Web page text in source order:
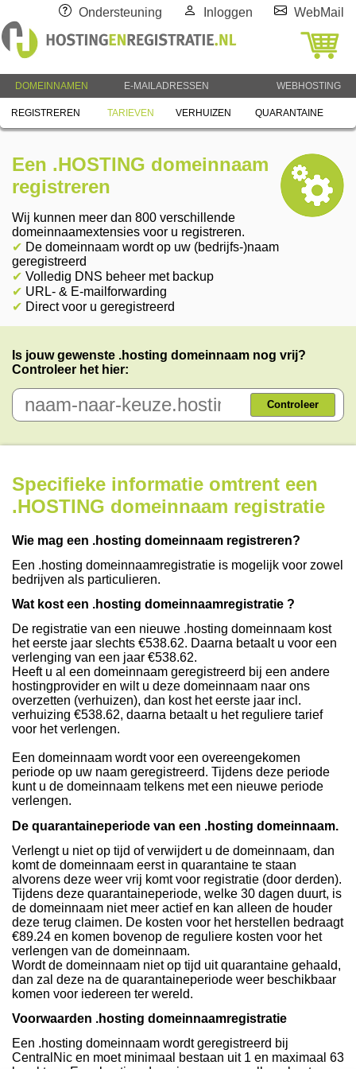
Ondersteuning Inloggen WebMail
DOMEINNAMEN E-MAILADRESSEN WEBHOSTING
REGISTREREN TARIEVEN VERHUIZEN QUARANTAINE
Een .HOSTING domeinnaam
registreren
Wij kunnen meer dan 800 verschillende
domeinnaamextensies voor u registreren.
✔ De domeinnaam wordt op uw (bedrijfs-)naam
geregistreerd
✔ Volledig DNS beheer met backup
✔ URL- & E-mailforwarding
✔ Direct voor u geregistreerd
Is jouw gewenste .hosting domeinnaam nog vrij?
Controleer het hier:
Controleer
Specifieke informatie omtrent een
.HOSTING domeinnaam registratie
Wie mag een .hosting domeinnaam registreren?
Een .hosting domeinnaamregistratie is mogelijk voor zowel
bedrijven als particulieren.
Wat kost een .hosting domeinnaamregistratie ?
De registratie van een nieuwe .hosting domeinnaam kost
het eerste jaar slechts €538.62. Daarna betaalt u voor een
verlenging van een jaar €538.62.
Heeft u al een domeinnaam geregistreerd bij een andere
hostingprovider en wilt u deze domeinnaam naar ons
overzetten (verhuizen), dan kost het eerste jaar incl.
verhuizing €538.62, daarna betaalt u het reguliere tarief
voor het verlengen.
Een domeinnaam wordt voor een overeengekomen
periode op uw naam geregistreerd. Tijdens deze periode
kunt u de domeinnaam telkens met een nieuwe periode
verlengen.
De quarantaineperiode van een .hosting domeinnaam.
Verlengt u niet op tijd of verwijdert u de domeinnaam, dan
komt de domeinnaam eerst in quarantaine te staan
alvorens deze weer vrij komt voor registratie (door derden).
Tijdens deze quarantaineperiode, welke 30 dagen duurt, is
de domeinnaam niet meer actief en kan alleen de houder
deze terug claimen. De kosten voor het herstellen bedraagt
€89.24 en komen bovenop de reguliere kosten voor het
verlengen van de domeinnaam.
Wordt de domeinnaam niet op tijd uit quarantaine gehaald,
dan zal deze na de quarantaineperiode weer beschikbaar
komen voor iedereen ter wereld.
Voorwaarden .hosting domeinnaamregistratie
Een .hosting domeinnaam wordt geregistreerd bij
CentralNic en moet minimaal bestaan uit 1 en maximaal 63